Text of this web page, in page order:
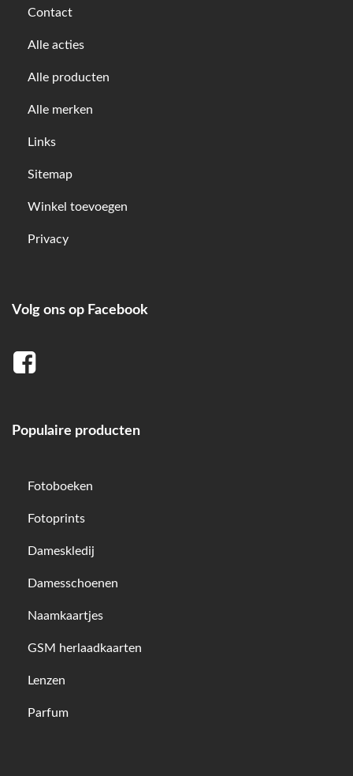
Contact
Alle acties
Alle producten
Alle merken
Links
Sitemap
Winkel toevoegen
Privacy
Volg ons op Facebook
Populaire producten
Fotoboeken
Fotoprints
Dameskledij
Damesschoenen
Naamkaartjes
GSM herlaadkaarten
Lenzen
Parfum